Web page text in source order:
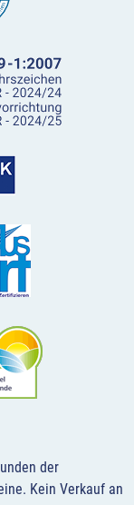
der
Kein Verkauf an